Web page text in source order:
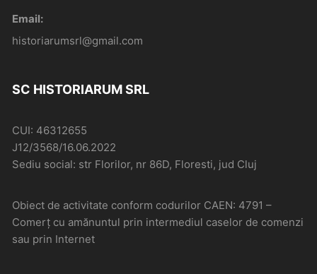
Email:
historiarumsrl@gmail.com
SC HISTORIARUM SRL
CUI: 46312655
J12/3568/16.06.2022
Sediu social: str Florilor, nr 86D, Floresti, jud Cluj
Obiect de activitate conform codurilor CAEN: 4791 –
Comerţ cu amănuntul prin intermediul caselor de comenzi
sau prin Internet